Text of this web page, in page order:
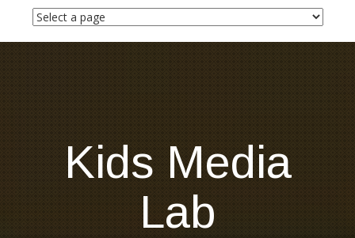
i
Kids Media
Lab